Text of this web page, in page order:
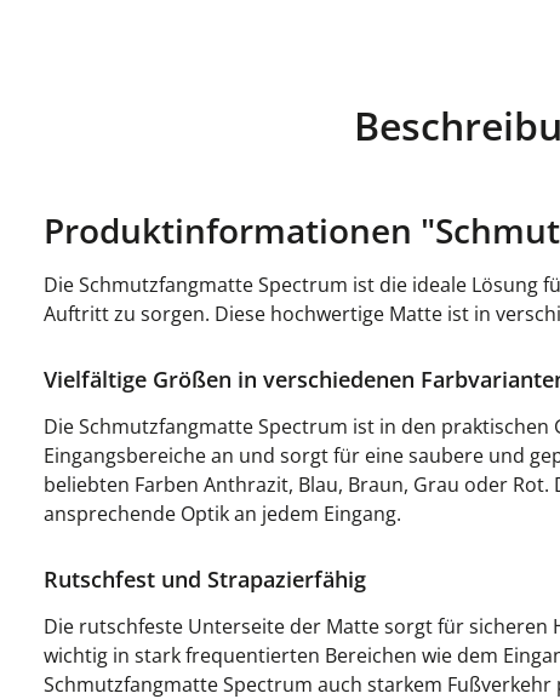
Produktinformationen
Die Schmutzfangmatte Spectrum ist die ideale Lösung
Auftritt zu sorgen. Diese hochwertige Matte ist in
Vielfältige Größen in verschiedenen
Die Schmutzfangmatte Spectrum ist in den praktischen
Eingangsbereiche an und sorgt für eine saubere und
beliebten Farben Anthrazit, Blau, Braun, Grau oder
ansprechende Optik an jedem Eingang.
Rutschfest und Strapazierfähig
Die rutschfeste Unterseite der Matte sorgt für sicheren
wichtig in stark frequentierten Bereichen wie dem
Schmutzfangmatte Spectrum auch starkem